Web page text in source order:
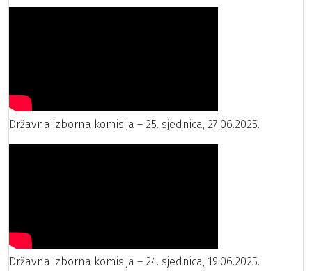
Državna izborna komisija – 25. sjednica, 27.06.2025.
Državna izborna komisija – 24. sjednica, 19.06.2025.